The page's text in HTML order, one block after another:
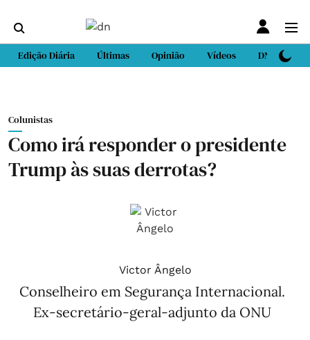
Edição Diária Últimas Opinião Vídeos DN Sport
Colunistas
Como irá responder o presidente
Trump às suas derrotas?
Victor Ângelo
Conselheiro em Segurança Internacional.
Ex-secretário-geral-adjunto da ONU